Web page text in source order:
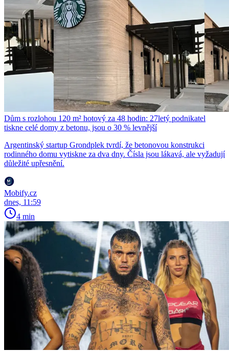
Dům s rozlohou 120 m² hotový za 48 hodin: 27letý podnikatel
tiskne celé domy z betonu, jsou o 30 % levnější
Argentinský startup Grondplek tvrdí, že betonovou konstrukci
rodinného domu vytiskne za dva dny. Čísla jsou lákavá, ale vyžadují
důležité upřesnění.
Mobify.cz
dnes, 11:59
4 min